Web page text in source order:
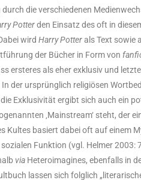
durch die ver­schie­de­nen
Pot­terden Ein­satz des oft in
wirdHar­ry Pot­terals Text sowie
der Bücher in Form von
ers­te­res als eher exklu­siv und
der ursprüng­lich reli­giö­sen
Exklu­si­vi­tät ergibt sich auch ein
‚Main­stream‘ steht, der
Kul­tes basiert dabei oft auf einem
sozia­len Funk­ti­on (vgl. Hel­mer
via Hete­ro­ima­gi­nes, eben­falls in
las­sen sich folg­lich